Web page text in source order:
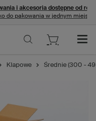
i akcesoria dostępne od ręki
do pakowania w jednym miejscu
Klapowe Średnie (300 -